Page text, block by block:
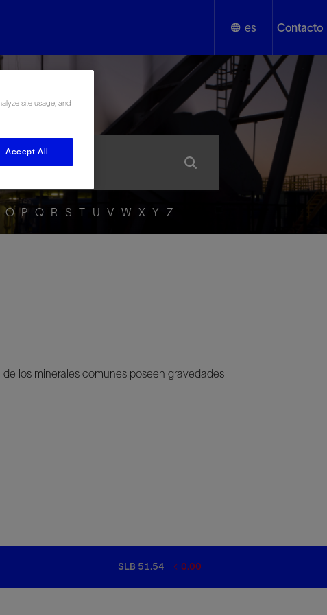
es
English
Español
Contacto
O P Q R S T U V W X Y Z
los minerales comunes poseen gravedades
SLB 51.54 0.00
site usage, and
Accept All